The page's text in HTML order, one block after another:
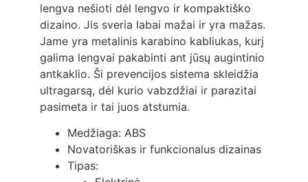
lengva nešioti dėl lengvo ir kompaktiško
dizaino. Jis sveria labai mažai ir yra mažas.
Jame yra metalinis karabino kabliukas, kurį
galima lengvai pakabinti ant jūsų augintinio
antkaklio. Ši prevencijos sistema skleidžia
ultragarsą, dėl kurio vabzdžiai ir parazitai
pasimeta ir tai juos atstumia.
Medžiaga: ABS
Novatoriškas ir funkcionalus dizainas
Tipas: